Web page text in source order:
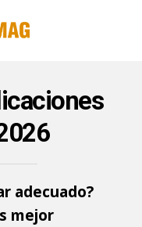
adecuado?
mejor